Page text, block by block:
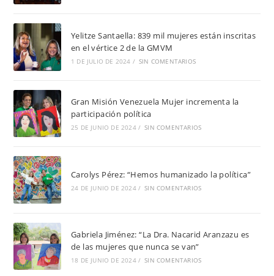
Yelitze Santaella: 839 mil mujeres están inscritas
en el vértice 2 de la GMVM
1 DE JULIO DE 2024 / SIN COMENTARIOS
Gran Misión Venezuela Mujer incrementa la
participación política
25 DE JUNIO DE 2024 / SIN COMENTARIOS
Carolys Pérez: “Hemos humanizado la política”
24 DE JUNIO DE 2024 / SIN COMENTARIOS
Gabriela Jiménez: “La Dra. Nacarid Aranzazu es
de las mujeres que nunca se van”
18 DE JUNIO DE 2024 / SIN COMENTARIOS